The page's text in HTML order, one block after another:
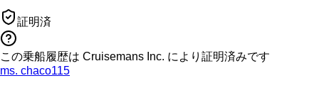
証明済
この乗船履歴は Cruisemans Inc. により証明済みです
ms. chaco115